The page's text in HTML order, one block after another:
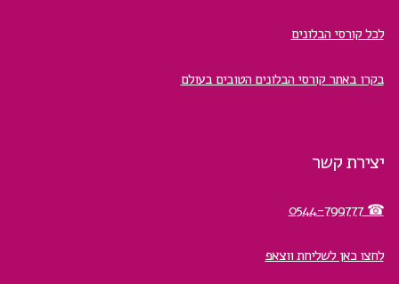
לכל קורסי הבלונים
בקרו באתר קורסי הבלונים הטובים בעולם
יצירת קשר
☎ 0544-799777
לחצו כאן לשליחת ווצאפ